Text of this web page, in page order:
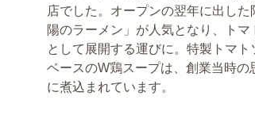
店でした。オープンの翌年に出した
陽のラーメン」が人気となり、ト
として展開する運びに。特製トマト
ベースのW鶏スープは、創業当時の
に煮込まれています。